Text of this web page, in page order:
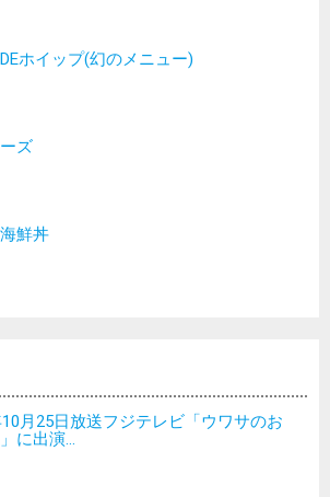
ホイップ(幻のメニュー)
ズ
鮮丼
月25日放送フジテレビ「ウワサのお
に出演...